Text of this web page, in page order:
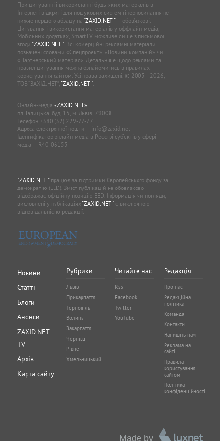
При цитуванні і використанні будь-яких матеріалів в
Інтернеті відкриті для пошукових систем гіперпосилання не
нижче першого абзацу на "ZAXID.NET "— обов’язкові.
Цитування і використання матеріалів у оффлайн-медіа,
Мобільних додатках, SmartTV можливе лише з письмової
згоди "ZAXID.NET ". Всі комерційні рекламні матеріали
позначені словами «Спецпроєкт», «Новини компаній» чи
«Партнерський матеріал». Детальніше щодо реклами та
правил цитування можна ознайомитись в правилах
користування сайтом. Усі права захищені. © 2005—2026,
ТОВ “ЗАХІД.НЕТ”, "ZAXID.NET ".
Онлайн-медіа «ZAXID.NET»
пл. Галицька, буд. 15, м. Львів, 79008
Телефон +380 (32) 229-77-77
Адреса електронної пошти — info@zaxid.net
Ідентифікатор онлайн-медіа в Реєстрі суб'єктів у сфері
медіа — R40-06155
"ZAXID.NET "працює за підтримки Європейського фонду за
демократію (EED). Зміст публікацій не обов’язково
відображає офіційну позицію EED. Інформація чи погляди,
висловлені у публікаціях "ZAXID.NET "є виключною
відповідальністю редакції.
Новини
Статті
Блоги
Анонси
ZAXID.NET
TV
Архів
Карта сайту
Рубрики
Львів
Прикарпаття
Тернопіль
Волинь
Закарпаття
Чернівці
Рівне
Хмельницький
Читайте нас
Rss
Facebook
Twitter
YouTube
Редакція
Про нас
Редакційна
політика
Команда
Контакти
Напишіть нам
Реклама на
сайті
Правила
користування
сайтом
Політика
конфіденційності
Made by